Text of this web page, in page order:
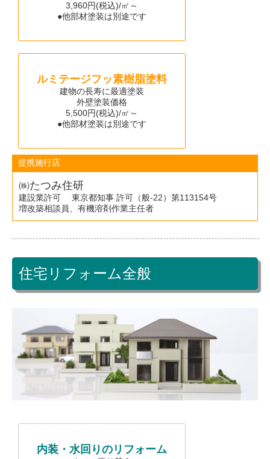
3,960円(税込)/㎡～
●他部材塗装は別途です
ルミテージフッ素樹脂塗料
建物の長寿に最適塗装
外壁塗装価格
5,500円(税込)/㎡～
●他部材塗装は別途です
提携施行店
㈱たつみ住研
建設業許可 東京都知事 許可（般-22）第113154号
増改築相談員、有機溶剤作業主任者
住宅リフォーム全般
内装・水回りのリフォーム